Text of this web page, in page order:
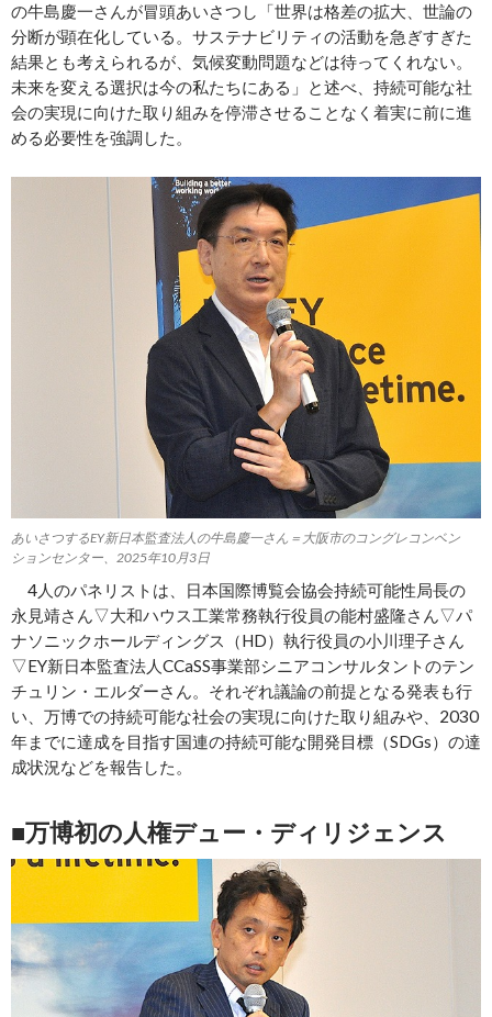
の牛島慶一さんが冒頭あいさつし「世界は格差の拡大、世論の
分断が顕在化している。サステナビリティの活動を急ぎすぎた
結果とも考えられるが、気候変動問題などは待ってくれない。
未来を変える選択は今の私たちにある」と述べ、持続可能な社
会の実現に向けた取り組みを停滞させることなく着実に前に進
める必要性を強調した。
あいさつするEY新日本監査法人の牛島慶一さん＝大阪市のコングレコンベン
ションセンター、2025年10月3日
4人のパネリストは、日本国際博覧会協会持続可能性局長の
永見靖さん▽大和ハウス工業常務執行役員の能村盛隆さん▽パ
ナソニックホールディングス（HD）執行役員の小川理子さん
▽EY新日本監査法人CCaSS事業部シニアコンサルタントのテン
チュリン・エルダーさん。それぞれ議論の前提となる発表も行
い、万博での持続可能な社会の実現に向けた取り組みや、2030
年までに達成を目指す国連の持続可能な開発目標（SDGs）の達
成状況などを報告した。
■万博初の人権デュー・ディリジェンス